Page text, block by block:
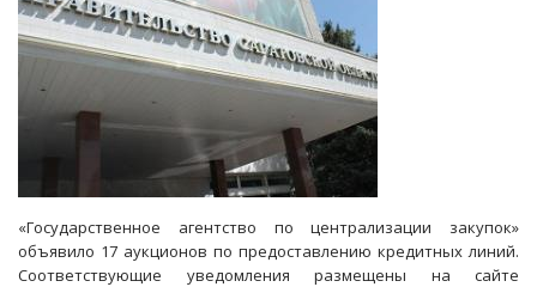
«Государственное агентство по централизации закупок»
объявило 17 аукционов по предоставлению кредитных линий.
Соответствующие уведомления размещены на сайте